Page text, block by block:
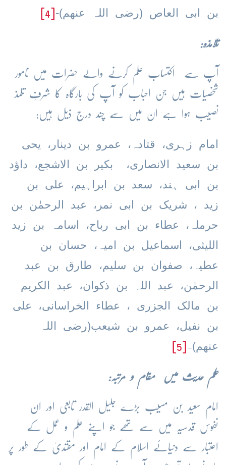
بن ابی العاص (رضی اللہ عنھم)-
تلامذہ:
آپ سے اکتساب علم کرنے والے حضرات میں نامور
شخصیات ہیں جن احباب کو آپ کی بارگاہ کا شرفِ تلمذ
نصیب ہوا ہے ان میں سے چند درج ذیل ہیں:
امام زہری، قتادہ، عمرو بن دینار، یحی
بن سعید الانصاری، بکیر بن الاشجع، داؤد
بن ابی ہند، سعد بن ابراہیم، علی بن
زید ، شریک بن ابی نمر، عبد الرحمٰن بن
حرملہ، عطاء بن ابی رباح، اسامہ بن زید
اللیثی، اسماعیل بن امیہ، حسان بن
عطیہ، صفوان بن سلیم، طارق بن عبد
الرحمٰن، عبد اللہ بن ذکوان، عبد الکریم
بن مالک الجزری ، عطاء الخراسانی، علی
بن نفیل، عمرو بن شیعب(رضی اللہ
عنھم)-
علم حدیث میں مقام و مرتبہ:
امام سعید بن مسیب بڑے جلیل القدر تابعی اور ان
نفوس قدسیہ میں سے تھے جو اپنے علم و عمل کے
اعتبار سے دنیائے اسلام کے امام اور مقتدیٰ کے طور پر